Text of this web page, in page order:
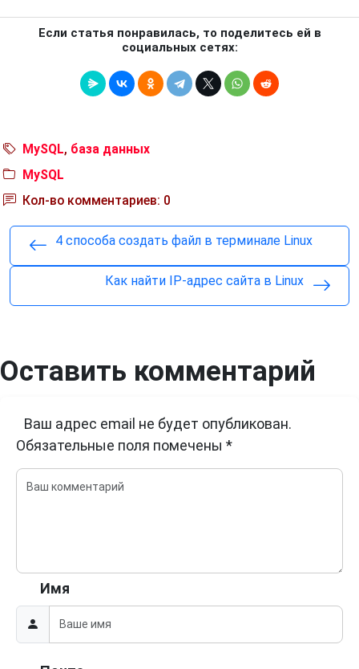
Если статья понравилась, то поделитесь ей в
социальных сетях:
MySQL, база данных
MySQL
Кол-во комментариев: 0
4 способа создать файл в терминале Linux
Как найти IP-адрес сайта в Linux
Оставить комментарий
Ваш адрес email не будет опубликован.
Обязательные поля помечены *
Имя